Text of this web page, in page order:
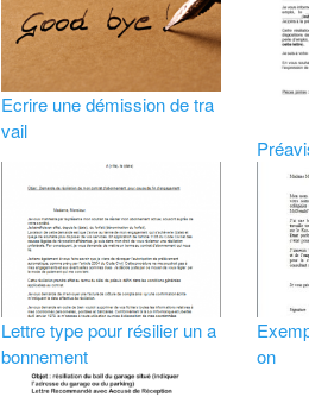
Ecrire une démission de tra
vail
Lettre type pour résilier un a
bonnement
on